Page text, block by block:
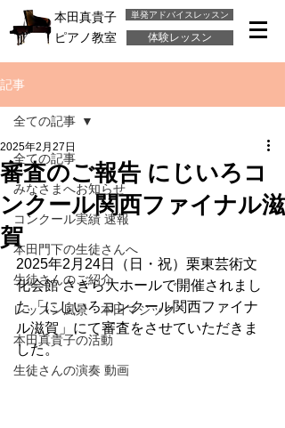
単発アドバイスレッスン
本田真貴子
ピアノ教室
体験レッスン
記事
全ての記事
みなさまへお知らせ
コンクール実績 速報
本田門下の生徒さんへ
生徒さんのご紹介
レッスン風景・本田マジック
本田真貴子の活動
生徒さんの演奏 動画
全ての記事
審査のご報告 にじいろコ
ンクール関西ファイナル滋
賀
2025年2月27日
2025年2月24日（日・祝）栗東芸術文
化会館 さきら大ホールで開催されまし
た「にじいろコンクール関西ファイナ
ル滋賀」にて審査をさせていただきま
した。